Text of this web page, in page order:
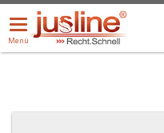
Menü
öffnen/schließen
Menü
ALLE DROPDOWN: